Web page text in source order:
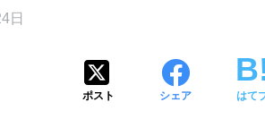
日
ポスト シェア はて